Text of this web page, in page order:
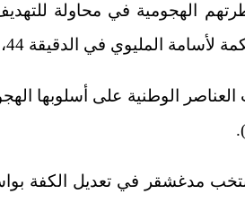
الهجومية في محاولة
في الدقيقة 44، مكنت من توسيع الفارق.
العناصر الوطنية على أسلوبها
الـ 68، نجح منتخب مدغشقر في